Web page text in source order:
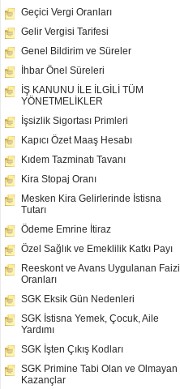
Geçici Vergi Oranları
Gelir Vergisi Tarifesi
Genel Bildirim ve Süreler
İhbar Önel Süreleri
İŞ KANUNU İLE İLGİLİ TÜM
YÖNETMELİKLER
İşsizlik Sigortası Primleri
Kapıcı Özet Maaş Hesabı
Kıdem Tazminatı Tavanı
Kira Stopaj Oranı
Mesken Kira Gelirlerinde İstisna
Tutarı
Ödeme Emrine İtiraz
Özel Sağlık ve Emeklilik Katkı Payı
Reeskont ve Avans Uygulanan Faizi
Oranları
SGK Eksik Gün Nedenleri
SGK İstisna Yemek, Çocuk, Aile
Yardımı
SGK İşten Çıkış Kodları
SGK Primine Tabi Olan ve Olmayan
Kazançlar